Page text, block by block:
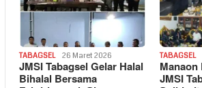
TABAGSEL 26 Maret 2026
JMSI Tabagsel Gelar Halal
Bihalal Bersama
TABAGSEL
JMSI